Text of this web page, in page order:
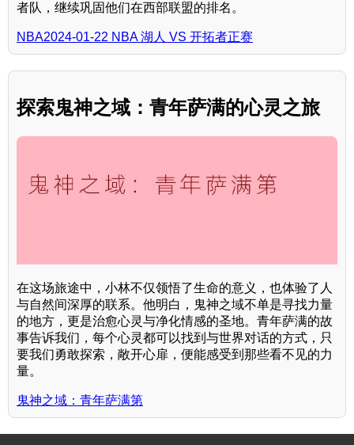
者队，继续巩固他们在西部联盟的排名。
NBA2024-01-22 NBA 湖人 VS 开拓者正赛
探索鬼神之域：青年萨满的心灵之旅
在这场旅途中，小林不仅领悟了生命的意义，也体验了人
与自然间深厚的联系。他明白，鬼神之域不单是寻找力量
的地方，更是治愈心灵与净化情感的圣地。青年萨满的故
事告诉我们，每个心灵都可以找到与世界对话的方式，只
要我们勇敢探索，敞开心扉，便能感受到那些看不见的力
量。
鬼神之域：青年萨满第